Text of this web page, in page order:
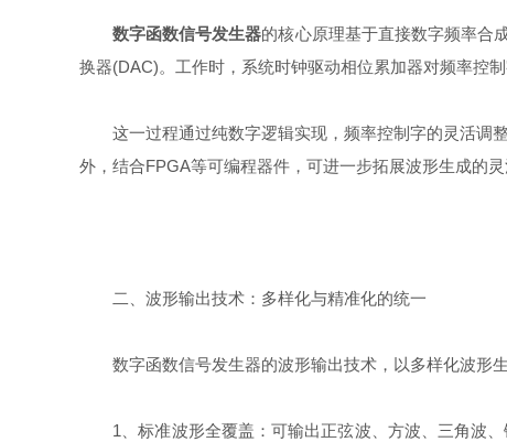
数字函数信号发生器的核心原理基于直接数字频率合
换器(DAC)。工作时，系统时钟驱动相位累加器对频率控
这一过程通过纯数字逻辑实现，频率控制字的灵活调整
外，结合FPGA等可编程器件，可进一步拓展波形生成的
二、波形输出技术：多样化与精准化的统一
数字函数信号发生器的波形输出技术，以多样化波形生
1、标准波形全覆盖：可输出正弦波、方波、三角波、